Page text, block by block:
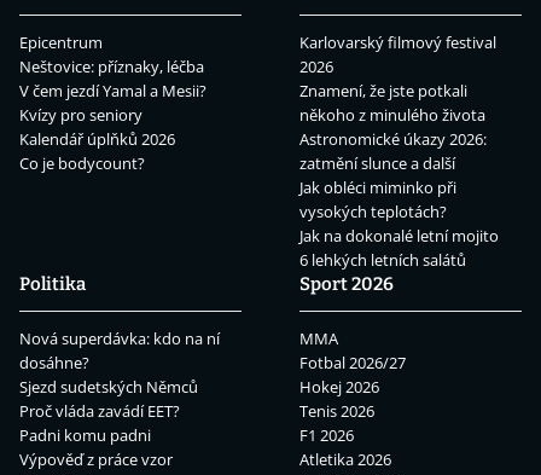
Epicentrum
Neštovice: příznaky, léčba
V čem jezdí Yamal a Mesii?
Kvízy pro seniory
Kalendář úplňků 2026
Co je bodycount?
Karlovarský filmový festival
2026
Znamení, že jste potkali
někoho z minulého života
Astronomické úkazy 2026:
zatmění slunce a další
Jak obléci miminko při
vysokých teplotách?
Jak na dokonalé letní mojito
6 lehkých letních salátů
Politika
Nová superdávka: kdo na ní
dosáhne?
Sjezd sudetských Němců
Proč vláda zavádí EET?
Padni komu padni
Výpověď z práce vzor
Sport 2026
MMA
Fotbal 2026/27
Hokej 2026
Tenis 2026
F1 2026
Atletika 2026